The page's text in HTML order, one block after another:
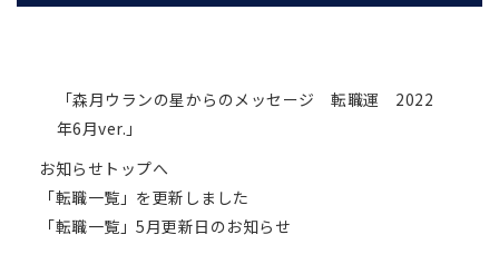
「森月ウランの星からのメッセージ 転職運 2022
年6月ver.」
お知らせトップへ
「転職一覧」を更新しました
「転職一覧」5月更新日のお知らせ